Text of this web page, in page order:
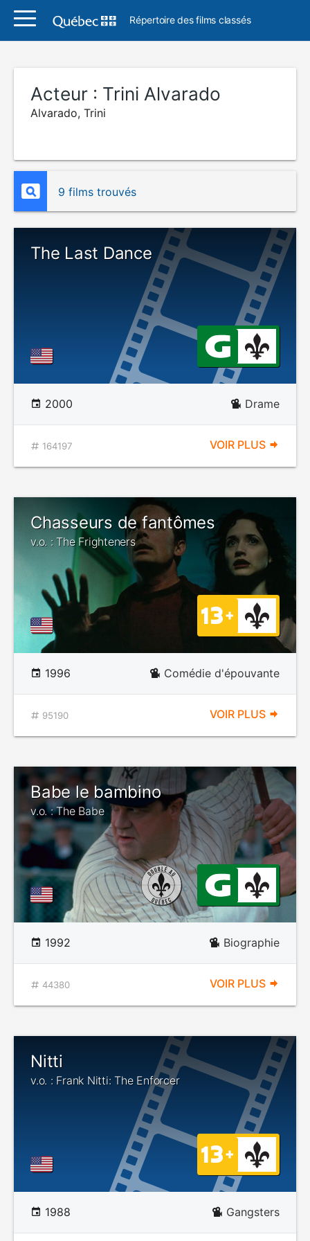
Répertoire des films classés
Acteur : Trini Alvarado
Alvarado, Trini
9 films trouvés
The Last Dance
2000 Drame
164197 VOIR PLUS
Chasseurs de fantômes
v.o. : The Frighteners
1996 Comédie d'épouvante
95190 VOIR PLUS
Babe le bambino
v.o. : The Babe
1992 Biographie
44380 VOIR PLUS
Nitti
v.o. : Frank Nitti: The Enforcer
1988 Gangsters